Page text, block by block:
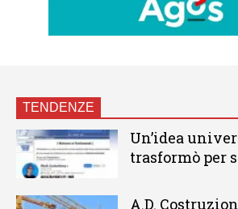
TENDENZE
Un’idea
trasformò per
A.D.